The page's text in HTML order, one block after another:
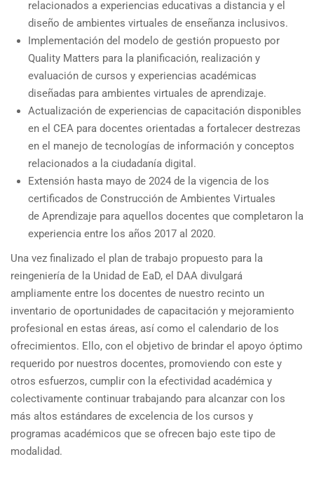
relacionados a experiencias educativas a distancia y el
diseño de ambientes virtuales de enseñanza inclusivos.
Implementación del modelo de gestión propuesto por
Quality Matters para la planificación, realización y
evaluación de cursos y experiencias académicas
diseñadas para ambientes virtuales de aprendizaje.
Actualización de experiencias de capacitación disponibles
en el CEA para docentes orientadas a fortalecer destrezas
en el manejo de tecnologías de información y conceptos
relacionados a la ciudadanía digital.
Extensión hasta mayo de 2024 de la vigencia de los
certificados de Construcción de Ambientes Virtuales
de Aprendizaje para aquellos docentes que completaron la
experiencia entre los años 2017 al 2020.
Una vez finalizado el plan de trabajo propuesto para la
reingeniería de la Unidad de EaD, el DAA divulgará
ampliamente entre los docentes de nuestro recinto un
inventario de oportunidades de capacitación y mejoramiento
profesional en estas áreas, así como el calendario de los
ofrecimientos. Ello, con el objetivo de brindar el apoyo óptimo
requerido por nuestros docentes, promoviendo con este y
otros esfuerzos, cumplir con la efectividad académica y
colectivamente continuar trabajando para alcanzar con los
más altos estándares de excelencia de los cursos y
programas académicos que se ofrecen bajo este tipo de
modalidad.